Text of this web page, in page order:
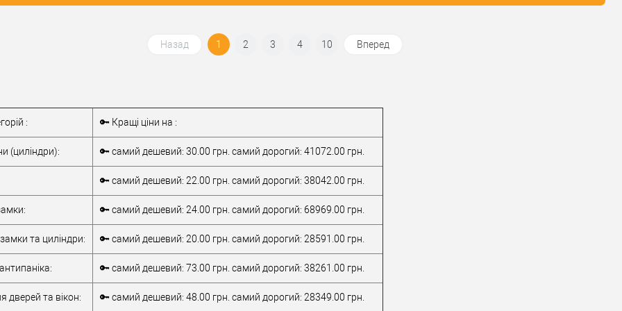
ABLOY Protec2
порівняння
Рівень захисту
серцевини
ABLOY Protec2
Тип товару
ВРІЗНОГО замка
Тип ключа
(фінський)
Назад 1 2 3 4 10 Вперед
: 🔑 Кращі ціни на :
(циліндри): 🔑 самий дешевий: 30.00 грн. самий дорогий: 41072.00 грн.
🔑 самий дешевий: 22.00 грн. самий дорогий: 38042.00 грн.
🔑 самий дешевий: 24.00 грн. самий дорогий: 68969.00 грн.
та циліндри: 🔑 самий дешевий: 20.00 грн. самий дорогий: 28591.00 грн.
🔑 самий дешевий: 73.00 грн. самий дорогий: 38261.00 грн.
дверей та вікон: 🔑 самий дешевий: 48.00 грн. самий дорогий: 28349.00 грн.